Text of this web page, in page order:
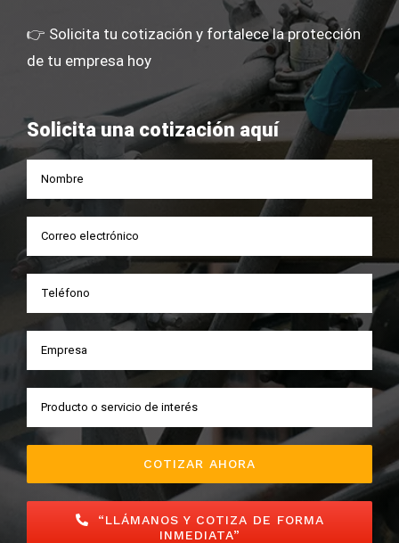
👉 Solicita tu cotización y fortalece la protección
de tu empresa hoy
Solicita una cotización aquí
“LLÁMANOS Y COTIZA DE FORMA
INMEDIATA”